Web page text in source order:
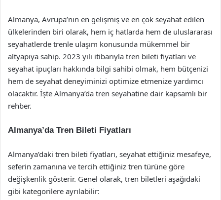
Almanya, Avrupa’nın en gelişmiş ve en çok seyahat edilen
ülkelerinden biri olarak, hem iç hatlarda hem de uluslararası
seyahatlerde trenle ulaşım konusunda mükemmel bir
altyapıya sahip. 2023 yılı itibarıyla tren bileti fiyatları ve
seyahat ipuçları hakkında bilgi sahibi olmak, hem bütçenizi
hem de seyahat deneyiminizi optimize etmenize yardımcı
olacaktır. İşte Almanya’da tren seyahatine dair kapsamlı bir
rehber.
Almanya’da Tren Bileti Fiyatları
Almanya’daki tren bileti fiyatları, seyahat ettiğiniz mesafeye,
seferin zamanına ve tercih ettiğiniz tren türüne göre
değişkenlik gösterir. Genel olarak, tren biletleri aşağıdaki
gibi kategorilere ayrılabilir: